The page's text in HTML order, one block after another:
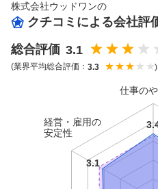
株式会社ウッドワンの
クチコミによる会社評
総合評価 3.1
(業界平均総合評価： 3.3 )
仕事の
経営・雇用の
安定性